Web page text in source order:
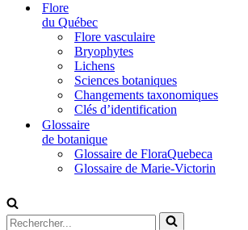
Flore
du Québec
Flore vasculaire
Bryophytes
Lichens
Sciences botaniques
Changements taxonomiques
Clés d’identification
Glossaire
de botanique
Glossaire de FloraQuebeca
Glossaire de Marie-Victorin
Rechercher...